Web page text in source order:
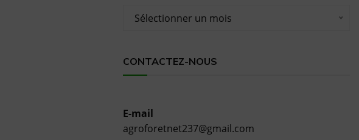
Archives
Sélectionner un mois
CONTACTEZ-NOUS
E-mail
agroforetnet237@gmail.com